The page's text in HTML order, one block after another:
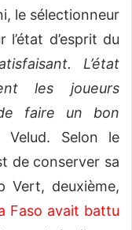
le sélectionneur
d’esprit du
L’état
les joueurs
faire un bon
Selon le
de conserver sa
Vert, deuxième,
Faso avait battu